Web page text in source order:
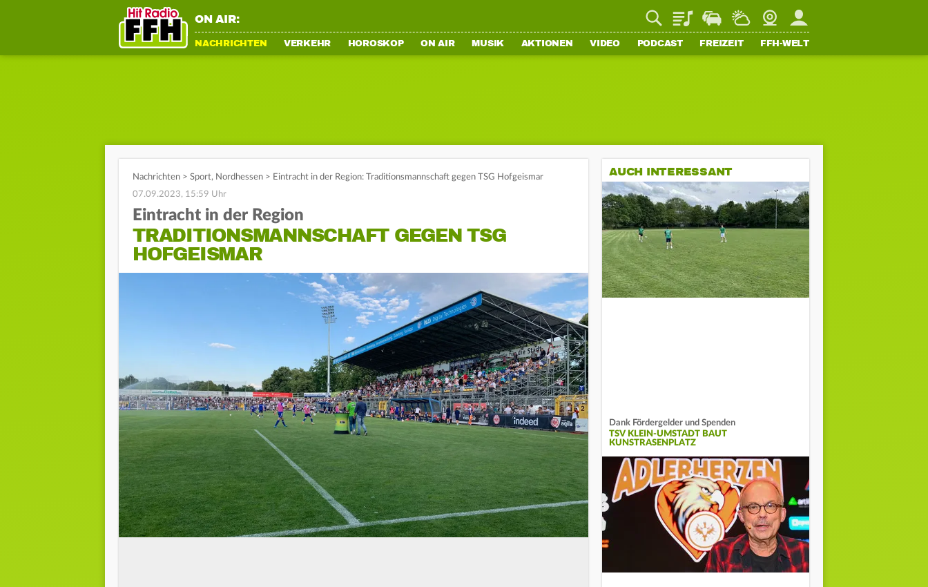
ON AIR: PlaylistStaupilotWetterWebcamMein FFH
NACHRICHTEN VERKEHR HOROSKOP ON AIR MUSIK AKTIONEN VIDEO PODCAST FREIZEIT FFH-WELT
Nachrichten > Sport, Nordhessen > Eintracht in der Region: Traditionsmannschaft gegen TSG Hofgeismar
07.09.2023, 15:59 Uhr
Eintracht in der Region
TRADITIONSMANNSCHAFT GEGEN TSG
HOFGEISMAR
AUCH INTERESSANT
Dank Fördergelder und Spenden
TSV KLEIN-UMSTADT BAUT
KUNSTRASENPLATZ